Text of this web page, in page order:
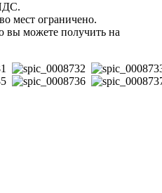
мест ограничено.
можете получить на